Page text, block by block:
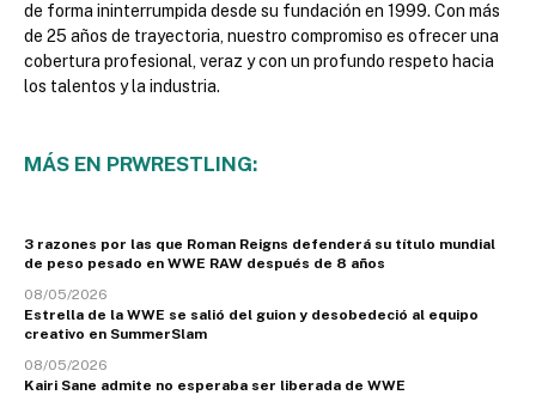
de forma ininterrumpida desde su fundación en 1999. Con más
de 25 años de trayectoria, nuestro compromiso es ofrecer una
cobertura profesional, veraz y con un profundo respeto hacia
los talentos y la industria.
MÁS EN PRWRESTLING:
3 razones por las que Roman Reigns defenderá su título mundial
de peso pesado en WWE RAW después de 8 años
08/05/2026
Estrella de la WWE se salió del guion y desobedeció al equipo
creativo en SummerSlam
08/05/2026
Kairi Sane admite no esperaba ser liberada de WWE